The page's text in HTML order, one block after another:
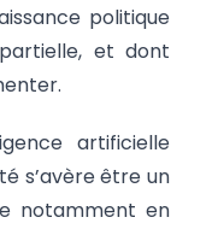
politique
et dont
artificielle
s’avère être un
notamment en